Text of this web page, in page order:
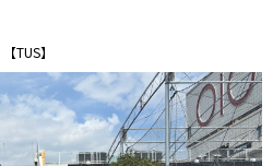
【TUS】